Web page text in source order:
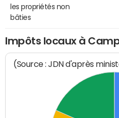
les propriétés non
bâties
Impôts locaux à
(Source : JDN d'après